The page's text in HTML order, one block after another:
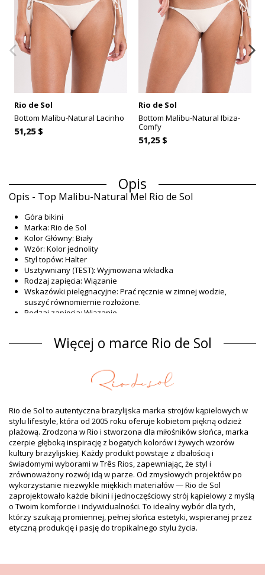
Rio de Sol
Bottom Malibu-Natural Lacinho
51,25 $
Rio de Sol
Bottom Malibu-Natural Ibiza-
Comfy
51,25 $
Opis
Opis - Top Malibu-Natural Mel Rio de Sol
Góra bikini
Marka: Rio de Sol
Kolor Główny: Biały
Wzór: Kolor jednolity
Styl topów: Halter
Usztywniany (TEST): Wyjmowana wkładka
Rodzaj zapięcia: Wiązanie
Wskazówki pielęgnacyjne: Prać ręcznie w zimnej wodzie,
suszyć równomiernie rozłożone.
Rodzaj zapięcia: Wiązanie
Góra bikini Biały Rio de Sol SPRING
Materiał: 84% Polyamide, 16% Elastane - OEKO-TEX - Chlorine
Podszewka: 84% Polyamide, 16% Elastane - Oeko-Tex
Informacja o produkcie
Rodzaj: Kobieta, Góra bikini
Opakowanie zawiera: 1 x Góra bikini (Pozostałe akcesoria nie
są częścią produktu)
HS CODE (Kod celny): 6112.41.0010
SKU: 1981126735
EAN: S (7899810439369), M (7899810439376), L (7899810439543),
XL (7899810439550), XXL (7899810465412)
Waga: 55g / 0.12lb / 1.94oz
Zdjęcia retuszowane.
Mel
Więcej o marce Rio de Sol
Rio de Sol to autentyczna brazylijska marka strojów kąpielowych w
stylu lifestyle, która od 2005 roku oferuje kobietom piękną odzież
plażową. Zrodzona w Rio i stworzona dla miłośników słońca, marka
czerpie głęboką inspirację z bogatych kolorów i żywych wzorów
kultury brazylijskiej. Każdy produkt powstaje z dbałością i
świadomymi wyborami w Três Rios, zapewniając, że styl i
zrównoważony rozwój idą w parze. Od zmysłowych projektów po
wykorzystanie niezwykle miękkich materiałów — Rio de Sol
zaprojektowało każde bikini i jednoczęściowy strój kąpielowy z myślą
o Twoim komforcie i indywidualności. To idealny wybór dla tych,
którzy szukają promiennej, pełnej słońca estetyki, wspieranej przez
etyczną produkcję i pasję do tropikalnego stylu życia.